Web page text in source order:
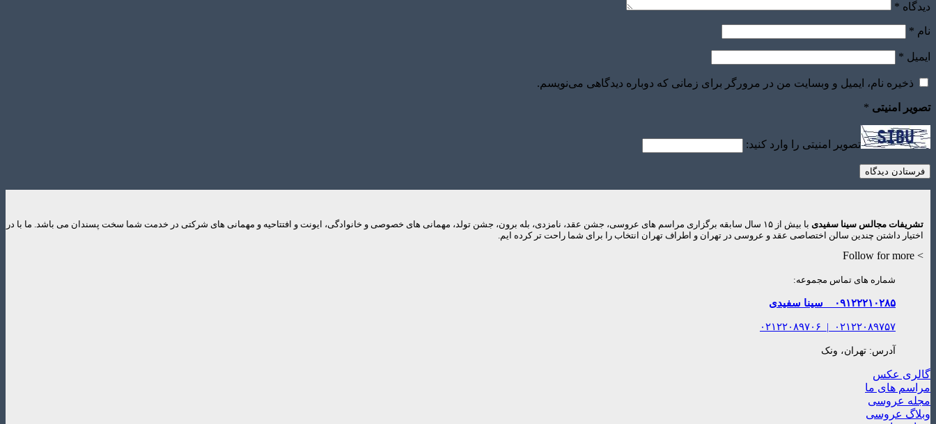
دیدگاه *
نام *
ایمیل *
ذخیره نام، ایمیل و وبسایت من در مرورگر برای زمانی که دوباره دیدگاهی می‌نویسم.
تصویر امنیتی *
تصویر امنیتی را وارد کنید:
تشریفات مجالس سینا سفیدی
با بیش از ۱۵ سال سابقه برگزاری مراسم های عروسی، جشن عقد، نامزدی، بله برون، جشن تولد، مهمانی های خصوصی و خانوادگی، ایونت و افتتاحیه و مهمانی های شرکتی در خدمت شما سخت پسندان می باشد. ما با در
اختیار داشتن چندین سالن اختصاصی عقد و عروسی در تهران و اطراف تهران انتخاب را برای شما راحت تر کرده ایم.
> Follow for more
شماره های تماس مجموعه:
۰۹۱۲۲۲۱۰۲۸۵ سینا سفیدی
۰۲۱۲۲۰۸۹۷۵۷ | ۰۲۱۲۲۰۸۹۷۰۶
آدرس: تهران، ونک
گالری عکس
مراسم های ما
مجله عروسی
وبلاگ عروسی